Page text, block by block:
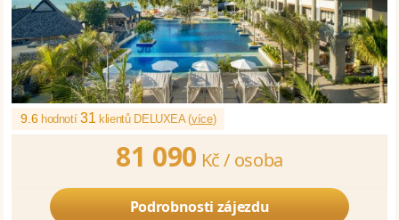
9.6 hodnotí31 klientů DELUXEA (více)
81 090 Kč / osoba
Podrobnosti zájezdu